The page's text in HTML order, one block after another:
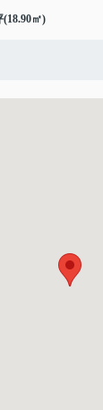
(18.90㎡)